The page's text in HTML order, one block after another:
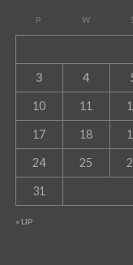
P W
« LIP
3 4
10 11
17 18
24 25
31